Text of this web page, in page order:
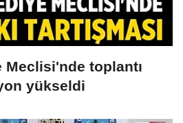
Meclisi'nde toplantı
yükseldi